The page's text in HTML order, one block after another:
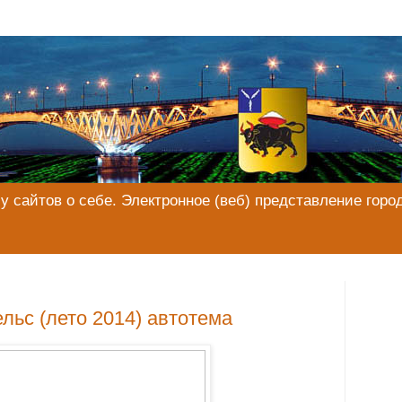
сайтов о себе. Электронное (веб) представление
(лето 2014) автотема